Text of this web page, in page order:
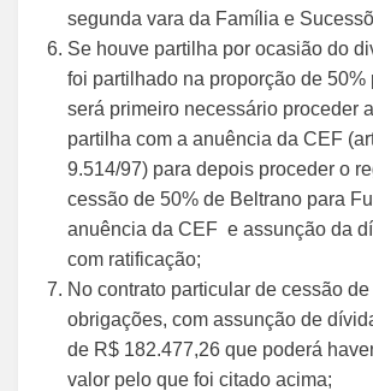
segunda vara da Família e
Se houve partilha por ocasião do
foi partilhado na proporção de 50%
será primeiro necessário proceder
partilha com a anuência da CEF
9.514/97) para depois proceder o
cessão de 50% de Beltrano para
anuência da CEF e assunção da
com ratificação;
No contrato particular de cessão
obrigações, com assunção de
de R$ 182.477,26 que poderá
valor pelo que foi citado acima;